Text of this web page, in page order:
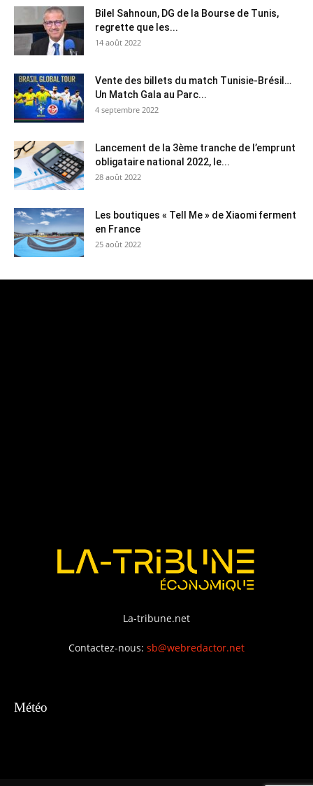
Bilel Sahnoun, DG de la Bourse de Tunis,
regrette que les...
14 août 2022
Vente des billets du match Tunisie-Brésil…
Un Match Gala au Parc...
4 septembre 2022
Lancement de la 3ème tranche de l’emprunt
obligataire national 2022, le...
28 août 2022
Les boutiques « Tell Me » de Xiaomi ferment
en France
25 août 2022
La-tribune.net
Contactez-nous: sb@webredactor.net
Météo